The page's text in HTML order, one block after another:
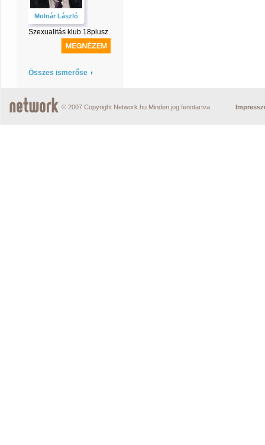
Molnár László
Szexualitás klub 18plusz
Összes ismerőse
© 2007 Copyright Network.hu Minden jog fenntartva.